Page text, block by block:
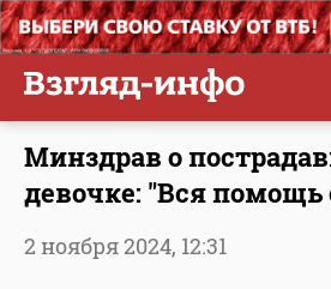
Минздрав о
девочке: "Вся помощь
2 ноября 2024, 12:31